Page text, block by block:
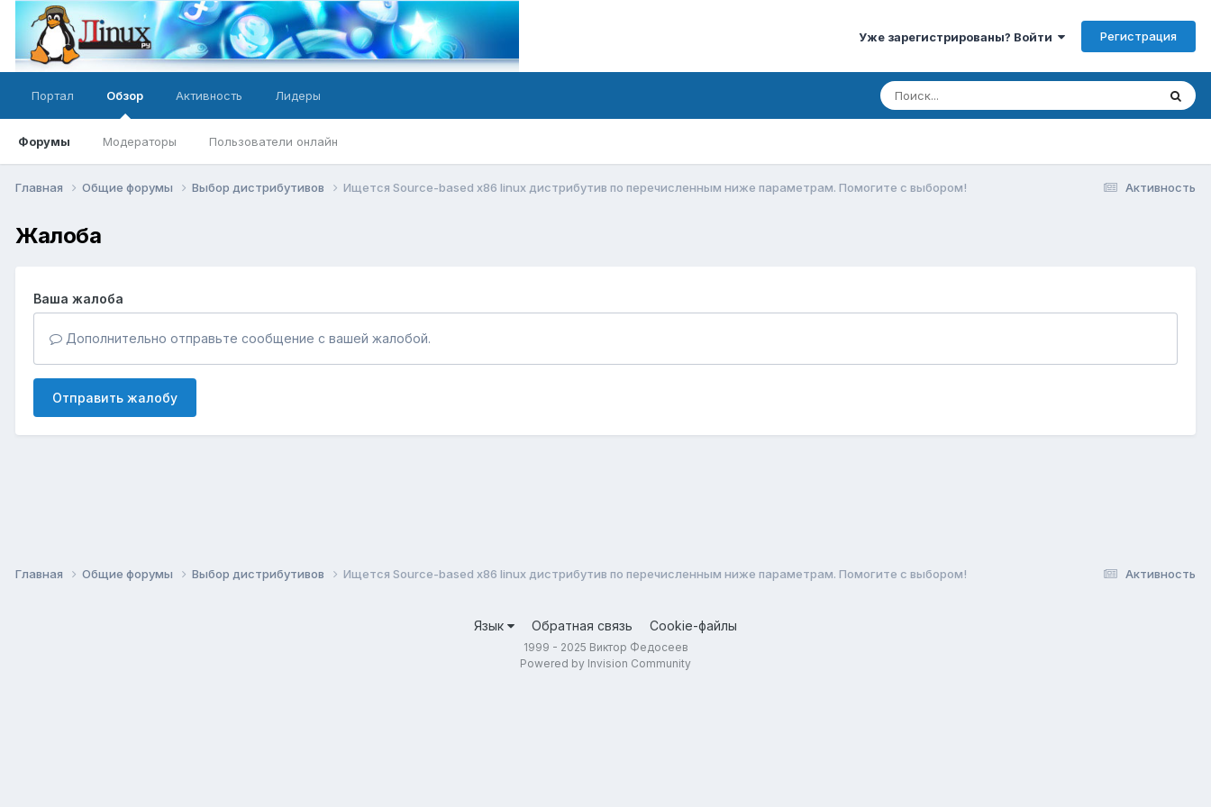
Уже зарегистрированы? Войти Регистрация
Портал Обзор
Форумы Модераторы Пользователи онлайн
Активность Лидеры
Активность
Главная Общие форумы Выбор дистрибутивов Ищется Source-based x86 linux дистрибутив по перечисленным ниже параметрам. Помогите с выбором!
Жалоба
Ваша жалоба
Дополнительно отправьте сообщение с вашей жалобой.
Отправить жалобу
Активность
Главная Общие форумы Выбор дистрибутивов Ищется Source-based x86 linux дистрибутив по перечисленным ниже параметрам. Помогите с выбором!
Язык Обратная связь Cookie-файлы
1999 - 2025 Виктор Федосеев
Powered by Invision Community